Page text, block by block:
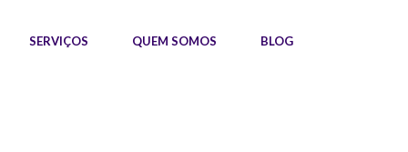
SERVIÇOS QUEM SOMOS BLOG